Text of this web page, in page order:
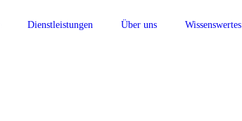
Dienstleistungen Über uns Wissenswertes